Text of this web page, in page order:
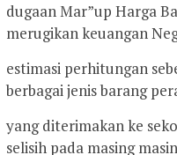
dugaan Mar”up Harga
merugikan keuangan
estimasi perhitungan
berbagai jenis barang
yang diterimakan ke
selisih pada masing